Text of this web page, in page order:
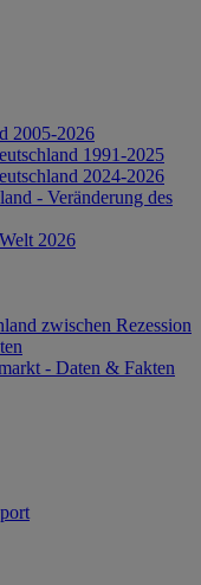
2005-2026
1991-2025
2024-2026
- Veränderung des
2026
zwischen Rezession
- Daten & Fakten